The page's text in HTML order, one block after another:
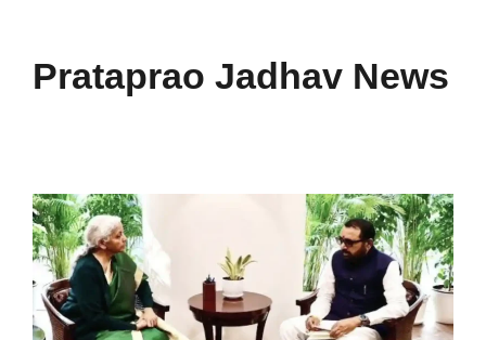
Prataprao Jadhav News